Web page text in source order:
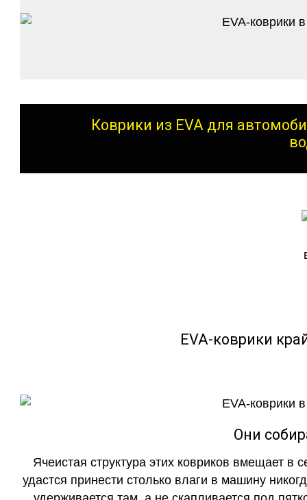
Коврики из EVA для
EVA-коврики
Они
Ячеистая структура этих ковриков вмещает в
удастся принести столько влаги в машину